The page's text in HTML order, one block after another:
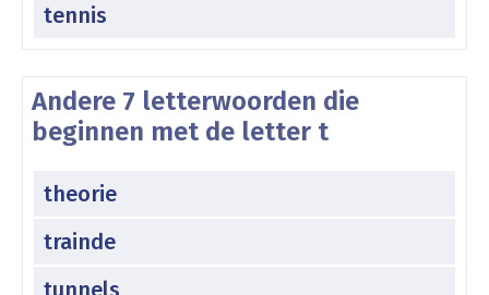
tennis
Andere 7 letterwoorden die
beginnen met de letter t
theorie
trainde
tunnels